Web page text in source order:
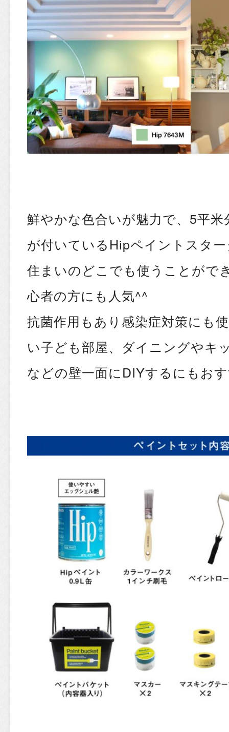
鮮やかな色合いが魅力で、5平
が付いているHipペイントスタ
住まいのどこでも使うことがで
心者の方にも人気^^
抗菌作用もあり感染症対策にも
い子ども部屋、ダイニングやキ
などの壁一面にDIYするにもお